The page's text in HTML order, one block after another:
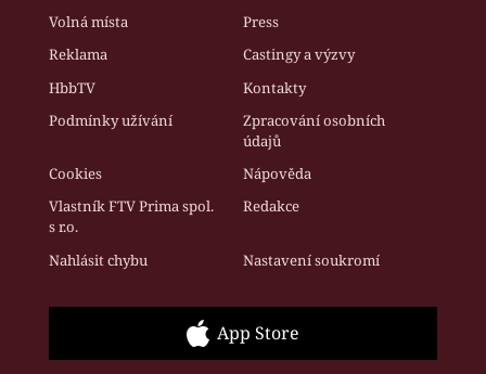
Volná místa
Press
Reklama
Castingy a výzvy
HbbTV
Kontakty
Podmínky užívání
Zpracování osobních
údajů
Cookies
Nápověda
Vlastník FTV Prima spol.
s r.o.
Redakce
Nahlásit chybu Nastavení soukromí
App Store